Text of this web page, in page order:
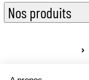
Nos produits